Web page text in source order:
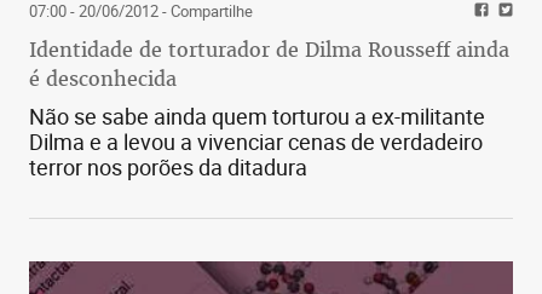
07:00 - 20/06/2012- Compartilhe
Identidade de torturador de Dilma Rousseff ainda
é desconhecida
Não se sabe ainda quem torturou a ex-militante
Dilma e a levou a vivenciar cenas de verdadeiro
terror nos porões da ditadura